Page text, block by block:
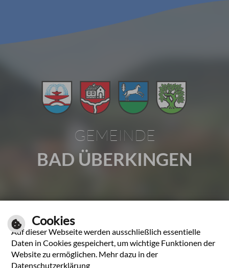
GEMEINDE
BAD ÜBERKINGEN
Tel.: 07331 2009-0 | Fax: 07331 2009-37
E-Mail schreiben
Unsere Öffnungszeiten
Cookies
Auf dieser Webseite werden ausschließlich essentielle
Daten in Cookies gespeichert, um wichtige Funktionen der
Website zu ermöglichen. Mehr dazu in der
Datenschutzerklärung